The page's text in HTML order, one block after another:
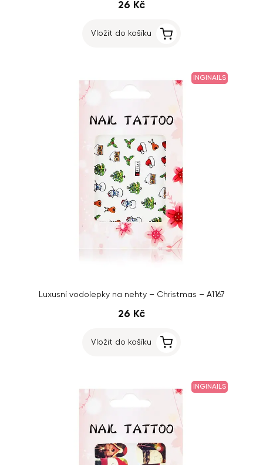
26 Kč
Vložit do košíku
INGINAILS
Luxusní vodolepky na nehty – Christmas – A1167
26 Kč
Vložit do košíku
INGINAILS